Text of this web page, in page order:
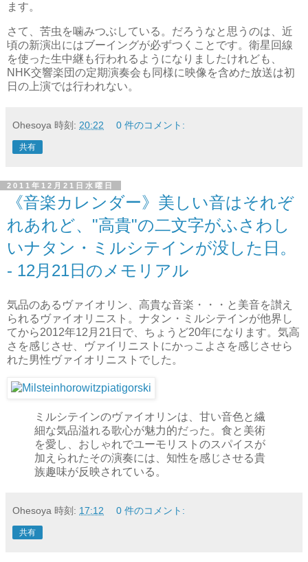
ます。
さて、苦虫を噛みつぶしている。だろうなと思うのは、近
頃の新演出にはブーイングが必ずつくことです。衛星回線
を使った生中継も行われるようになりましたけれども、
NHK交響楽団の定期演奏会も同様に映像を含めた放送は初
日の上演では行われない。
Ohesoya 時刻: 20:22 0 件のコメント:
共有
2011年12月21日水曜日
《音楽カレンダー》美しい音はそれぞ
れあれど、"高貴"の二文字がふさわし
いナタン・ミルシテインが没した日。
- 12月21日のメモリアル
気品のあるヴァイオリン、高貴な音楽・・・と美音を讃え
られるヴァイオリニスト。ナタン・ミルシテインが他界し
てから2012年12月21日で、ちょうど20年になります。気高
さを感じさせ、ヴァイリニストにかっこよさを感じさせら
れた男性ヴァイオリニストでした。
ミルシテインのヴァイオリンは、甘い音色と繊
細な気品溢れる歌心が魅力的だった。食と美術
を愛し、おしゃれでユーモリストのスパイスが
加えられたその演奏には、知性を感じさせる貴
族趣味が反映されている。
Ohesoya 時刻: 17:12 0 件のコメント:
共有